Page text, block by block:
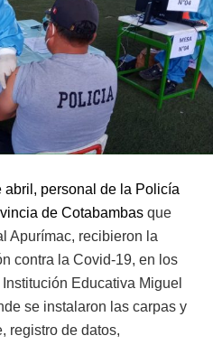
abril, personal de la Policía
de Cotabambas que
Apurímac, recibieron la
contra la Covid-19, en los
Educativa Miguel
se instalaron las carpas y
registro de datos,